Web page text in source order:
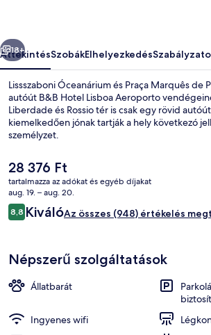
Következő
18+
ÁttekintésSzobákElhelyezkedés
Lissszaboni Óceanárium és Praça Marquês de
autóút B&B Hotel Lisboa Aeroporto
Liberdade és Rossio tér is csak egy rövid
kiemelkedően jónak tartják a hely következó
személyzet.
A
jelenlegi
ár
28 376 Ft
28 376 Ft
tartalmazza az adókat és egyéb díjakat
aug. 19. – aug. 20.
Értékelések
8,88,8 ennyiből: 10
KiválóAz összes (948) értékelés
Népszerű szolgáltatások
Állatbarát
Ingyenes wifi